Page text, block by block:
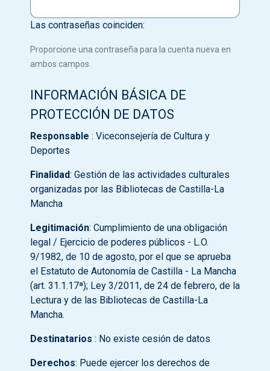
Las contraseñas coinciden:
Proporcione una contraseña para la cuenta nueva en
ambos campos.
INFORMACIÓN BÁSICA DE
PROTECCIÓN DE DATOS
Responsable : Viceconsejería de Cultura y
Deportes
Finalidad: Gestión de las actividades culturales
organizadas por las Bibliotecas de Castilla-La
Mancha
Legitimación: Cumplimiento de una obligación
legal / Ejercicio de poderes públicos - L.O.
9/1982, de 10 de agosto, por el que se aprueba
el Estatuto de Autonomía de Castilla - La Mancha
(art. 31.1.17ª); Ley 3/2011, de 24 de febrero, de la
Lectura y de las Bibliotecas de Castilla-La
Mancha.
Destinatarios : No existe cesión de datos
Derechos: Puede ejercer los derechos de